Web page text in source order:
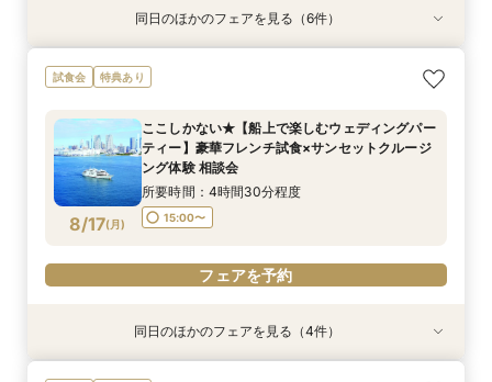
8/16(日)
【少人数での結婚式にオススメ！】じっくりご見
学×アットホームパーティー相談フェア
9:00〜
10:30〜
15:00〜
フェアを予約
特典あり
8/16(日)
幸せの航海を♪【スイーツ×５０分クルーズ】１件
目来館にお勧め！
13:30〜
フェアを予約
特典あり
8/16(日)
【特別開催！】《無料》で牛フィレ等フレンチ試
食＆ランチクルーズ体験フェア
10:30〜
フェアを予約
8/16(日)
【＃海が見える】船上フォトウェディングが熱
い！フォト相談会
9:00〜 10:30〜
フェアを予約
特典あり
8/16(日)
【期間限定特別開催！】《無料》で牛フィレ等フ
レンチ試食＆サンセットクルーズ体験フェア
15:00〜
フェアを予約
8/16(日)
【オンライン相談会】お手軽３Dウォークでご見
学♪運命の会場がここに・・★
10:30〜 13:00〜
フェアを予約
同日のほかのフェアを見る（6件）
試食会 特典あり
8/17(月)
ここしかない★【船上で楽しむウェディングパー
ティー】豪華フレンチ試食×サンセットクルージ
ング体験 相談会
所要時間：4時間30分程度
15:00〜
フェアを予約
特典あり同日のほかのフェアを見る（4件）